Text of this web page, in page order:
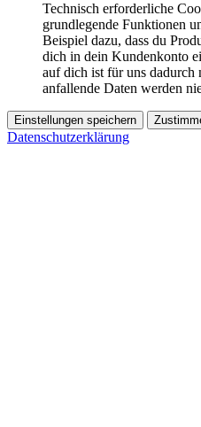
Technisch erforderliche
grundlegende Funktionen
Beispiel dazu, dass du
dich in dein Kundenkonto
auf dich ist für uns
anfallende Daten werden
Einstellungen speichern
Datenschutzerklärung